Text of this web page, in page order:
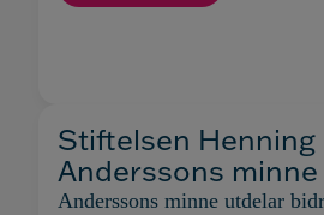
Stiftelsen Henning
Anderssons minne
Anderssons minne utdelar